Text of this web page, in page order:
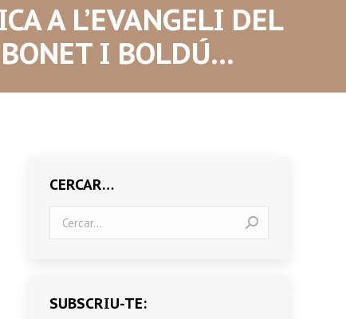
A L’EVANGELI DEL
I BOLDÚ…
CERCAR…
SUBSCRIU-TE: